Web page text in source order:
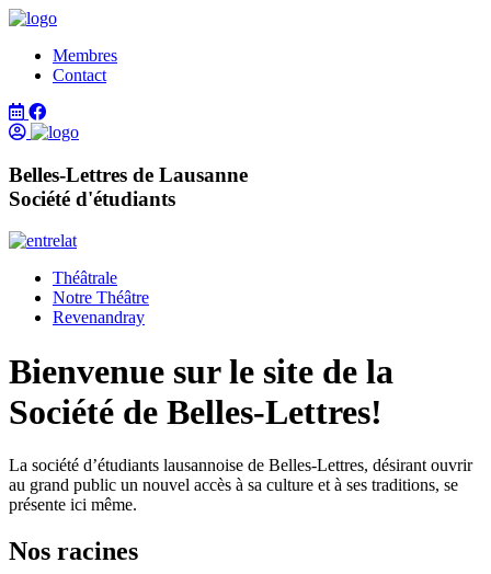
Membres
Contact
Belles-Lettres de Lausanne
Société d'étudiants
Théâtrale
Notre Théâtre
Revenandray
Bienvenue sur le site de la
Société de Belles-Lettres!
La société d’étudiants lausannoise de Belles-Lettres, désirant ouvrir
au grand public un nouvel accès à sa culture et à ses traditions, se
présente ici même.
Nos racines